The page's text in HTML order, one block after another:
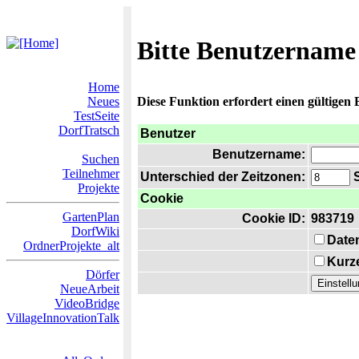
Bitte
Home
Neues
TestSeite
DorfTratsch
Suchen
Teilnehmer
Projekte
GartenPlan
DorfWiki
OrdnerProjekte_alt
Dörfer
NeueArbeit
VideoBridge
VillageInnovationTalk
Diese Funktion erfordert einen gültigen
Benutzer
Benutzername:
Unterschied der Zeitzonen:
Cookie
Cookie ID: 983719